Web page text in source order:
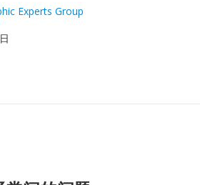
Experts Group